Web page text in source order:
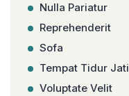
Nulla Pariatur
Reprehenderit
Sofa
Tempat Tidur Jati
Voluptate Velit